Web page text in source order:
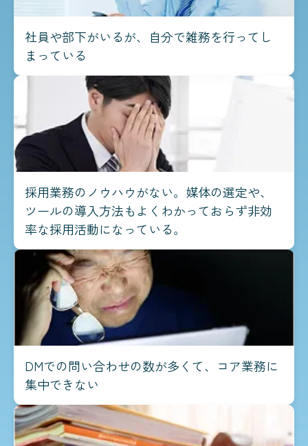
社員や部下がいるが、自分で雑務を行ってし
まっている
採用業務のノウハウがない。媒体の選定や、
ツールの導入方法もよくわかっておらず非効
率な採用活動になっている。
DMでの問い合わせの数が多くて、コア業務に
集中できない